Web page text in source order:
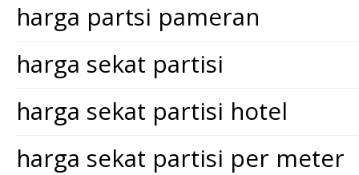
harga partsi pameran
harga sekat partisi
harga sekat partisi hotel
harga sekat partisi per meter